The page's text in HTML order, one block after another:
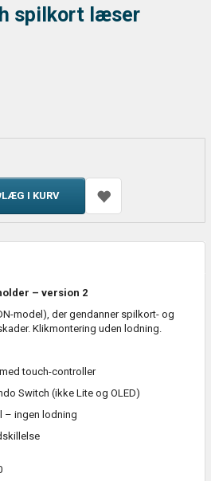
spilkort læser
LÆG I KURV
– version 2
model), der gendanner spilkort- og
Klikmontering uden lodning.
touch-controller
Switch (ikke Lite og OLED)
– ingen lodning